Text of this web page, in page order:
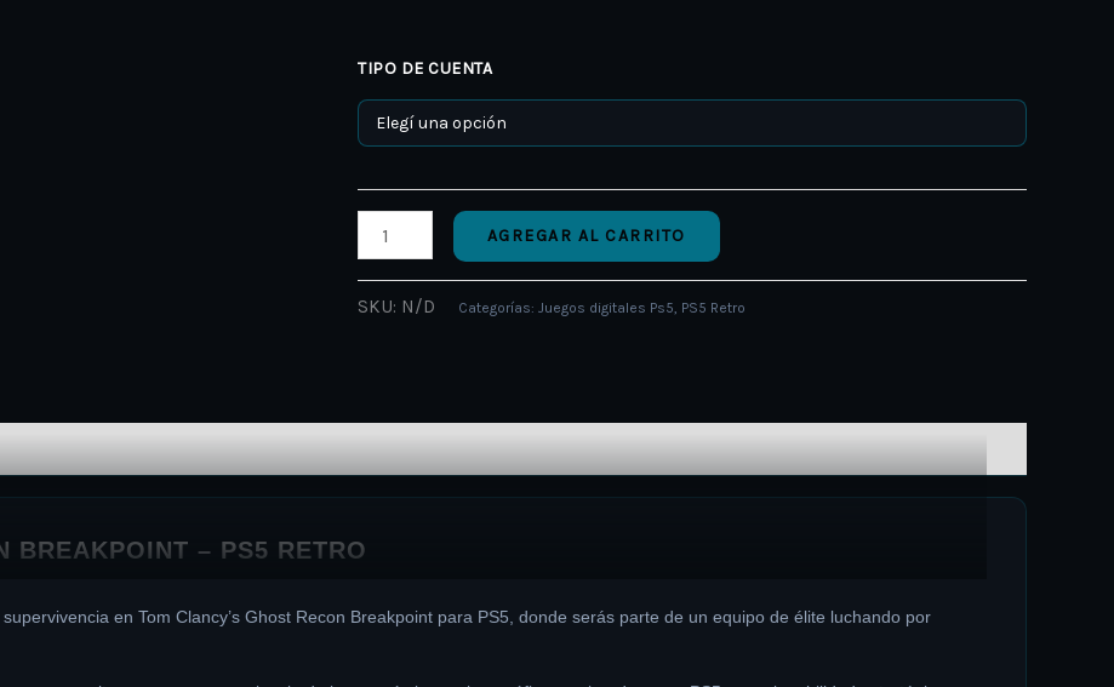
TIPO DE CUENTA
AGREGAR AL CARRITO
SKU: N/D Categorías: Juegos digitales Ps5, PS5 Retro
BREAKPOINT – PS5 RETRO
en Tom Clancy’s Ghost Recon Breakpoint para PS5, donde serás parte de un equipo de élite luchando por